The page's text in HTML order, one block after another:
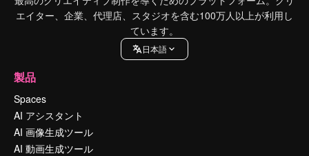
エイター、企業、代理店、スタジオを含む100万人以上が利用し
ています。
日本語
製品
Spaces
AI アシスタント
AI 画像生成ツール
AI 動画生成ツール